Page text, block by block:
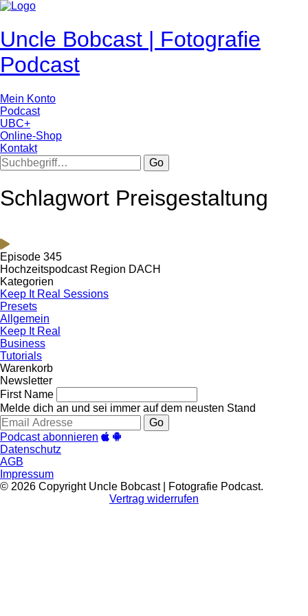
Uncle Bobcast | Fotografie
Podcast
Mein Konto
Podcast
UBC+
Online-Shop
Kontakt
Go
Schlagwort Preisgestaltung
Episode 345
Hochzeitspodcast Region DACH
Kategorien
Keep It Real Sessions
Presets
Allgemein
Keep It Real
Business
Tutorials
Warenkorb
Newsletter
First Name
Melde dich an und sei immer auf dem neusten Stand
Go
Podcast abonnieren
Datenschutz
AGB
Impressum
© 2026 Copyright Uncle Bobcast | Fotografie Podcast.
Vertrag widerrufen